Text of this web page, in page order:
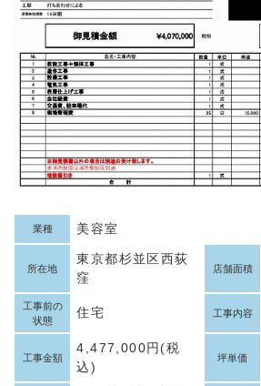
業種 美容室
所在地
東京都杉並区西荻
窪
店舗面積
工事前の
状態
住宅 工事内容
工事金額
4,477,000円(税
込)
坪単価